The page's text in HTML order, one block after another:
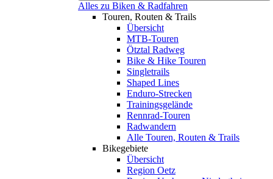
Alles zu Biken & Radfahren
Touren, Routen & Trails
Übersicht
MTB-Touren
Ötztal Radweg
Bike & Hike Touren
Singletrails
Shaped Lines
Enduro-Strecken
Trainingsgelände
Rennrad-Touren
Radwandern
Alle Touren, Routen & Trails
Bikegebiete
Übersicht
Region Oetz